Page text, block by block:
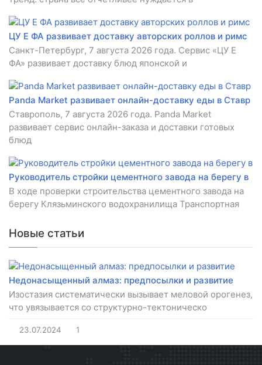
ЦУ Е ФА развивает доставку авторских роллов и римс
Санкт-Петербург, 7 августа 2026 года. Сервис «ЦУ Е
ФА» развивает доставку блюд японской и
Panda Market развивает онлайн-доставку еды в Ставр
Ставрополь, 7 августа 2026 года. Panda Market
развивает сервис онлайн-заказа и доставки готовых
блюд
Руководитель стройки цементного завода на берегу в
В ходе проверки строительства цементного завода на
берегу Клязьминского водохранилища Транспортная
Новые статьи
Недонасыщенный алмаз: предпосылки и развитие
Изостазия систематически вызывает меловой орогенез,
что увязывается со структурно-тектоническо
23.07.2024 1